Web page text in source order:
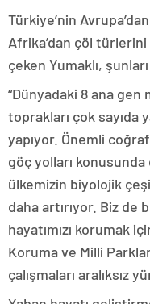
Türkiye’nin
Afrika’dan çöl türlerini
çeken Yumaklı,
“Dünyadaki 8 ana
toprakları çok
yapıyor. Önemli
göç yolları
ülkemizin biyolojik
daha artırıyor. Biz de
hayatımızı korumak
Koruma ve Milli
çalışmaları aralıksız